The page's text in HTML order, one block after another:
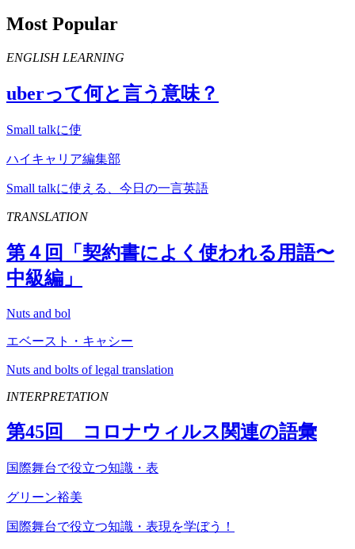
Most Popular
ENGLISH LEARNING
uberって何と言う意味？
Small talkに使
ハイキャリア編集部
Small talkに使える、今日の一言英語
TRANSLATION
第４回「契約書によく使われる用語〜
中級編」
Nuts and bol
エベースト・キャシー
Nuts and bolts of legal translation
INTERPRETATION
第45回 コロナウィルス関連の語彙
国際舞台で役立つ知識・表
グリーン裕美
国際舞台で役立つ知識・表現を学ぼう！